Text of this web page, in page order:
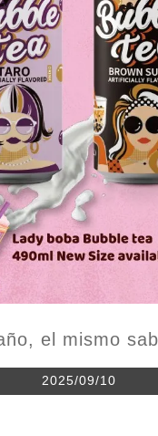
el mismo
2025/09/10